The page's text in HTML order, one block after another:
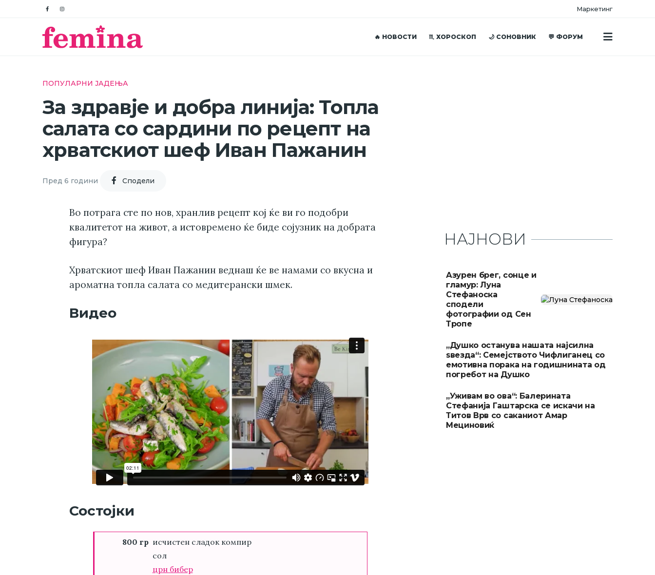
Маркетинг
🔥 НОВОСТИ ♏ ХОРОСКОП 🌙 СОНОВНИК 💬 ФОРУМ
ПОПУЛАРНИ ЈАДЕЊА
За здравје и добра линија: Топла
салата со сардини по рецепт на
хрватскиот шеф Иван Пажанин
Пред 6 години Cподели
Во потрага сте по нов, хранлив рецепт кој ќе ви го подобри
квалитетот на живот, а истовремено ќе биде сојузник на добрата
фигура?
Хрватскиот шеф Иван Пажанин веднаш ќе ве намами со вкусна и
ароматна топла салата со медитерански шмек.
Видео
Состојки
800 гр исчистен сладок компир
сол
црн бибер
НАЈНОВИ
Азурен брег, сонце и
гламур: Луна
Стефаноска
сподели
фотографии од Сен
Тропе
„Душко останува нашата најсилна
ѕвезда“: Семејството Чифлиганец со
емотивна порака на годишнината од
погребот на Душко
„Уживам во ова“: Балерината
Стефанија Гаштарска се искачи на
Титов Врв со саканиот Амар
Мециновиќ